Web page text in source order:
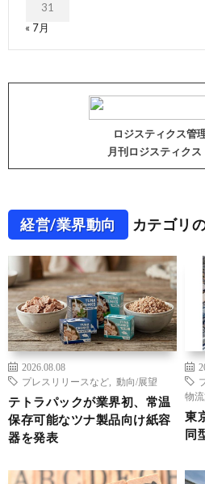
31
« 7月
ロジスティクス管
月刊ロジスティクス
経営/業界動向 カテゴリ
2026.08.08
プレスリリースなど
動向/展望
テトラパックが業界初、常温
保存可能なツナ製品向け紙容
器を発表
物
東
同